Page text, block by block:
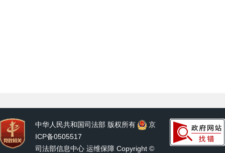
中华人民共和国司法部 版权所有
京
ICP备0505517
司法部信息中心 运维保障 Copyright ©